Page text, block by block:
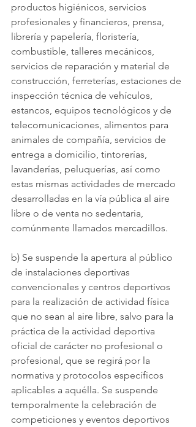
productos higiénicos, servicios
profesionales y financieros, prensa,
librería y papelería, floristería,
combustible, talleres mecánicos,
servicios de reparación y material de
construcción, ferreterías, estaciones de
inspección técnica de vehículos,
estancos, equipos tecnológicos y de
telecomunicaciones, alimentos para
animales de compañía, servicios de
entrega a domicilio, tintorerías,
lavanderías, peluquerías, así como
estas mismas actividades de mercado
desarrolladas en la vía pública al aire
libre o de venta no sedentaria,
comúnmente llamados mercadillos.
b) Se suspende la apertura al público
de instalaciones deportivas
convencionales y centros deportivos
para la realización de actividad física
que no sean al aire libre, salvo para la
práctica de la actividad deportiva
oficial de carácter no profesional o
profesional, que se regirá por la
normativa y protocolos específicos
aplicables a aquélla. Se suspende
temporalmente la celebración de
competiciones y eventos deportivos